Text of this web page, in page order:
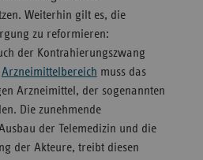
Weiterhin gilt es, die
zu reformieren:
der Kontrahierungszwang
Arzneimittelbereich muss das
Arzneimittel, der sogenannten
Die zunehmende
der Telemedizin und die
der Akteure, treibt diesen